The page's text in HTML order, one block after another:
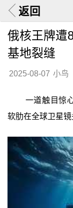
返回
俄核王牌遭
基地裂缝
2025-08-07 小鸟
一道触目惊
软肋在全球卫星镜